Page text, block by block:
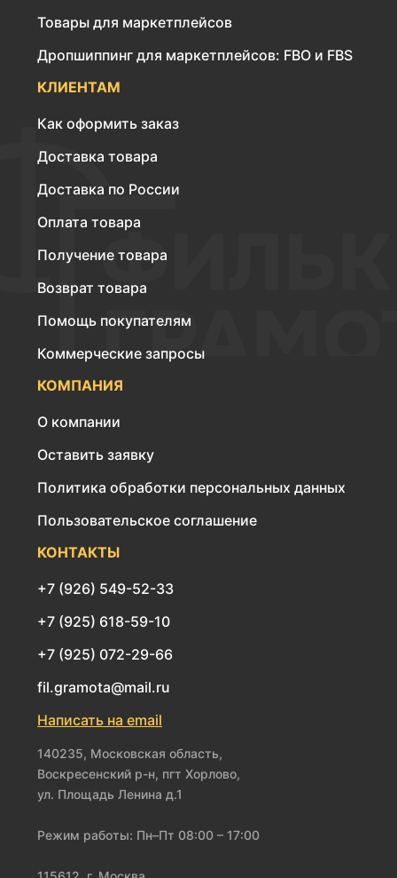
Товары для маркетплейсов
Дропшиппинг для маркетплейсов: FBO и FBS
КЛИЕНТАМ
Как оформить заказ
Доставка товара
Доставка по России
Оплата товара
Получение товара
Возврат товара
Помощь покупателям
Коммерческие запросы
КОМПАНИЯ
О компании
Оставить заявку
Политика обработки персональных данных
Пользовательское соглашение
КОНТАКТЫ
+7 (926) 549-52-33
+7 (925) 618-59-10
+7 (925) 072-29-66
fil.gramota@mail.ru
Написать на email
140235, Московская область,
Воскресенский р-н, пгт Хорлово,
ул. Площадь Ленина д.1
Режим работы: Пн–Пт 08:00 – 17:00